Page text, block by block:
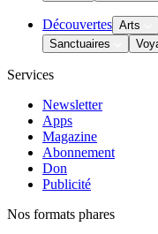
Découvertes Arts
Sanctuaires
Services
Newsletter
Apps
Magazine
Abonnement
Don
Publicité
Nos formats phares